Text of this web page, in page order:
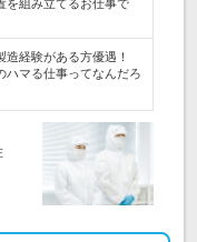
を組み立てるお仕事で
経験がある方優遇！
ハマる仕事ってなんだろ